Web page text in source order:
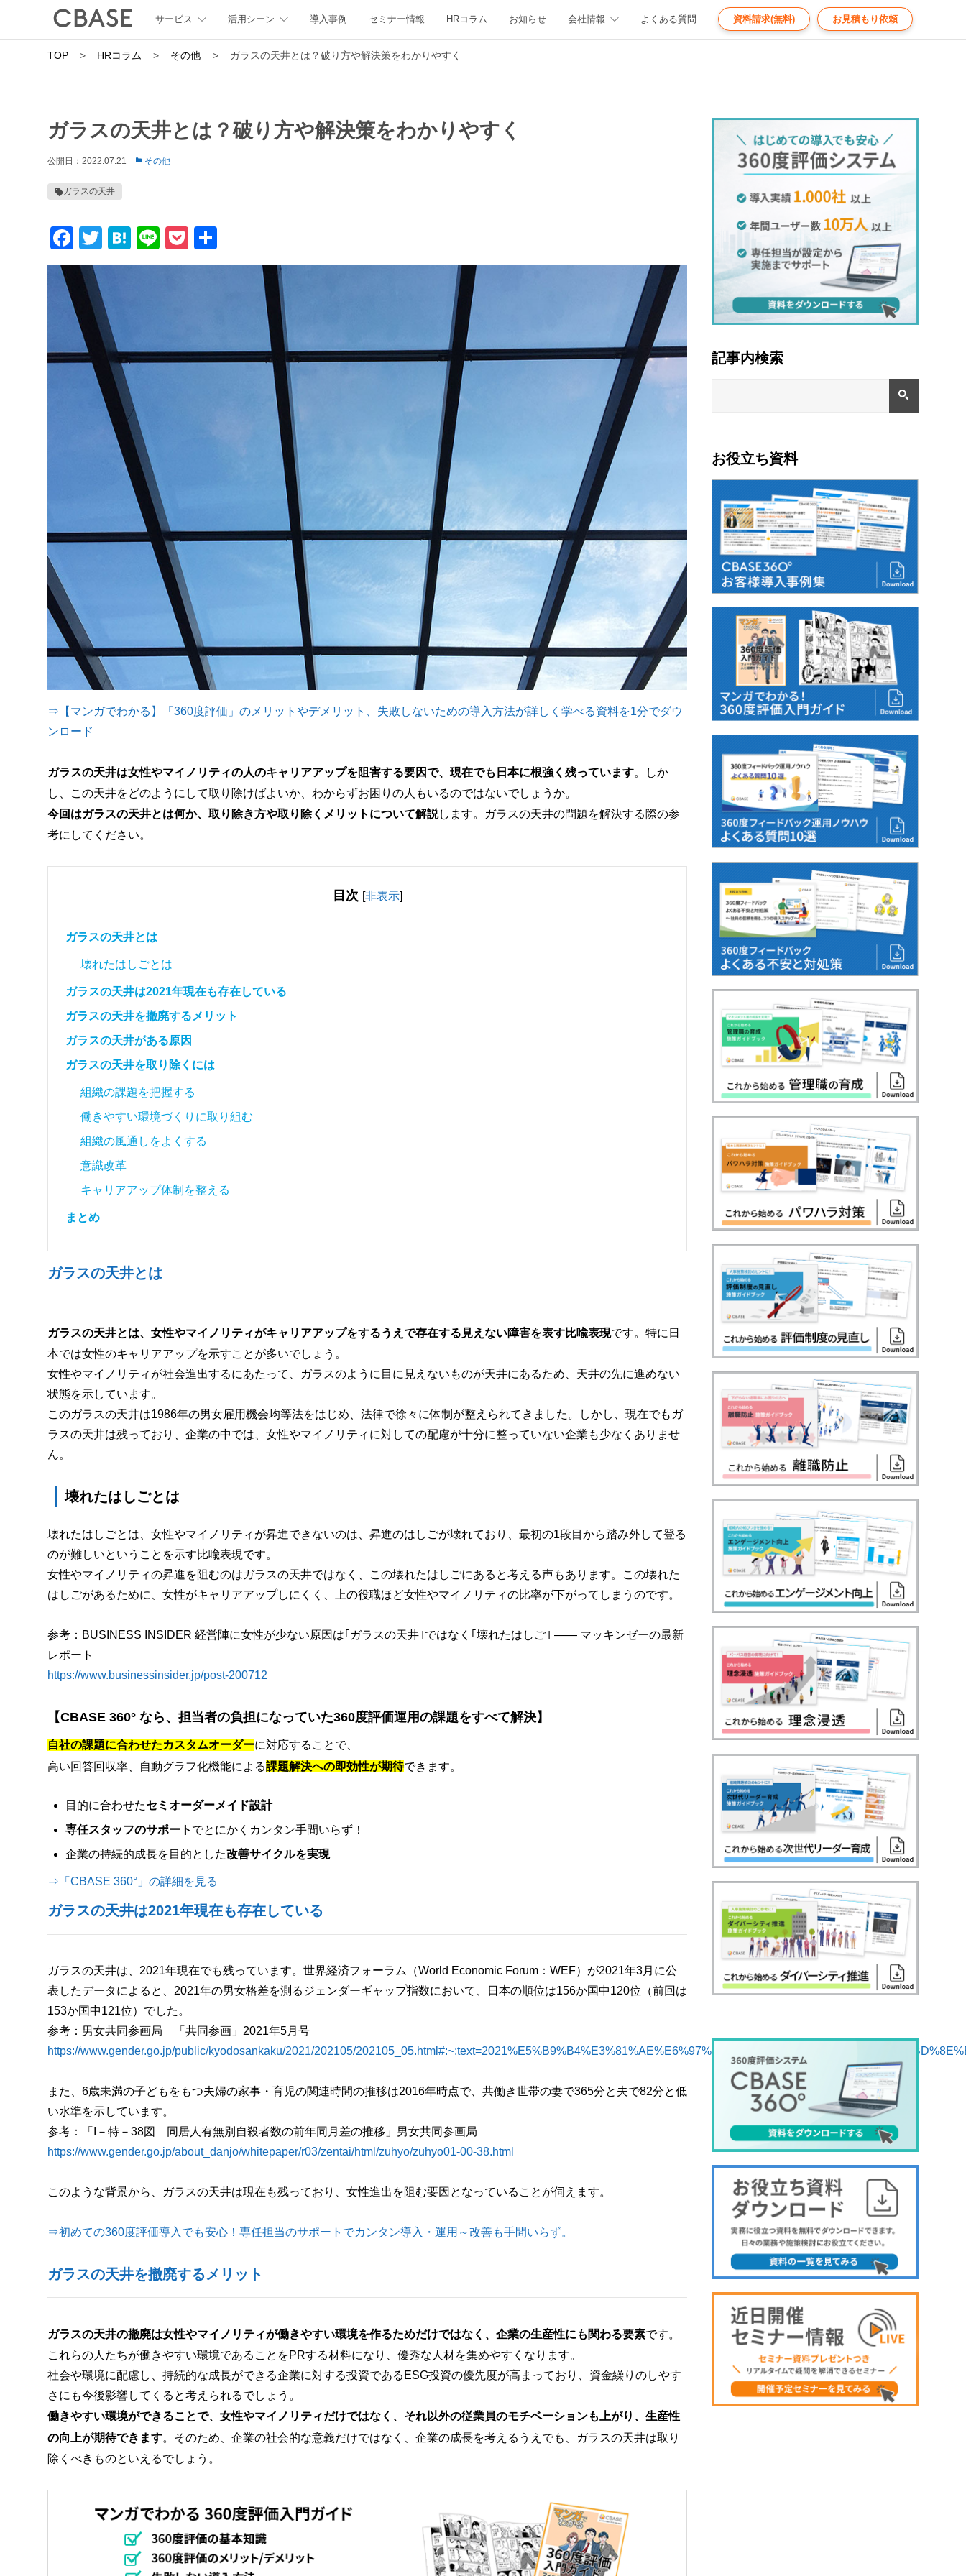
サービス 活用シーン 導入事例 セミナー情報 HRコラム お知らせ 会社情報 よくある質問 資料請求(無料) お見積もり依頼
TOP > HRコラム > その他 > ガラスの天井とは？破り方や解決策をわかりやすく
ガラスの天井とは？破り方や解決策をわかりやすく
公開日：2022.07.21 その他
ガラスの天井
Facebook
Twitter
Hatena
LinePocket
有
⇒【マンガでわかる】「360度評価」のメリットやデメリット、失敗しないための導入方法が詳しく学べる資料を1分でダウ
ンロード
ガラスの天井は女性やマイノリティの人のキャリアアップを阻害する要因で、現在でも日本に根強く残っています。しか
し、この天井をどのようにして取り除けばよいか、わからずお困りの人もいるのではないでしょうか。
今回はガラスの天井とは何か、取り除き方や取り除くメリットについて解説します。ガラスの天井の問題を解決する際の参
考にしてください。
目次 [非表示]
ガラスの天井とは
壊れたはしごとは
ガラスの天井は2021年現在も存在している
ガラスの天井を撤廃するメリット
ガラスの天井がある原因
ガラスの天井を取り除くには
組織の課題を把握する
働きやすい環境づくりに取り組む
組織の風通しをよくする
意識改革
キャリアアップ体制を整える
まとめ
ガラスの天井とは
ガラスの天井とは、女性やマイノリティがキャリアアップをするうえで存在する見えない障害を表す比喩表現です。特に日
本では女性のキャリアアップを示すことが多いでしょう。
女性やマイノリティが社会進出するにあたって、ガラスのように目に見えないものが天井にあるため、天井の先に進めない
状態を示しています。
このガラスの天井は1986年の男女雇用機会均等法をはじめ、法律で徐々に体制が整えられてきました。しかし、現在でもガ
ラスの天井は残っており、企業の中では、女性やマイノリティに対しての配慮が十分に整っていない企業も少なくありませ
ん。
壊れたはしごとは
壊れたはしごとは、女性やマイノリティが昇進できないのは、昇進のはしごが壊れており、最初の1段目から踏み外して登る
のが難しいということを示す比喩表現です。
女性やマイノリティの昇進を阻むのはガラスの天井ではなく、この壊れたはしごにあると考える声もあります。この壊れた
はしごがあるために、女性がキャリアアップしにくく、上の役職ほど女性やマイノリティの比率が下がってしまうのです。
参考：BUSINESS INSIDER 経営陣に女性が少ない原因は｢ガラスの天井｣ではなく｢壊れたはしご｣ —— マッキンゼーの最新
レポート
https://www.businessinsider.jp/post-200712
【CBASE 360° なら、担当者の負担になっていた360度評価運用の課題をすべて解決】
自社の課題に合わせたカスタムオーダーに対応することで、
高い回答回収率、自動グラフ化機能による課題解決への即効性が期待できます。
目的に合わせたセミオーダーメイド設計
専任スタッフのサポート でとにかくカンタン手間いらず！
企業の持続的成長を目的とした改善サイクルを実現
⇒「CBASE 360°」の詳細を見る
ガラスの天井は2021年現在も存在している
ガラスの天井は、2021年現在でも残っています。世界経済フォーラム（World Economic Forum：WEF）が2021年3月に公
表したデータによると、2021年の男女格差を測るジェンダーギャップ指数において、日本の順位は156か国中120位（前回は
153か国中121位）でした。
参考：男女共同参画局 「共同参画」2021年5月号
https://www.gender.go.jp/public/kyodosankaku/2021/202105/
また、6歳未満の子どもをもつ夫婦の家事・育児の関連時間の推移は2016年時点で、共働き世帯の妻で365分と夫で82分と低
い水準を示しています。
参考：「I－特－38図 同居人有無別自殺者数の前年同月差の推移」男女共同参画局
https://www.gender.go.jp/about_danjo/whitepaper/r03/zentai/html/zuhyo/zuhyo01-00-38.html
このような背景から、ガラスの天井は現在も残っており、女性進出を阻む要因となっていることが伺えます。
⇒初めての360度評価導入でも安心！専任担当のサポートでカンタン導入・運用～改善も手間いらず。
ガラスの天井を撤廃するメリット
ガラスの天井の撤廃は女性やマイノリティが働きやすい環境を作るためだけではなく、企業の生産性にも関わる要素です。
これらの人たちが働きやすい環境であることをPRする材料になり、優秀な人材を集めやすくなります。
社会や環境に配慮し、持続的な成長ができる企業に対する投資であるESG投資の優先度が高まっており、資金繰りのしやす
さにも今後影響してくると考えられるでしょう。
働きやすい環境ができることで、女性やマイノリティだけではなく、それ以外の従業員のモチベーションも上がり、生産性
の向上が期待できます。そのため、企業の社会的な意義だけではなく、企業の成長を考えるうえでも、ガラスの天井は取り
除くべきものといえるでしょう。
記事内検索
お役立ち資料